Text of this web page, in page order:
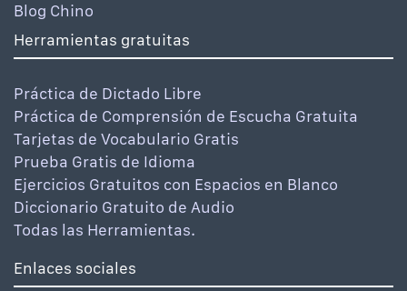
Blog Chino
Herramientas gratuitas
Práctica de Dictado Libre
Práctica de Comprensión de Escucha Gratuita
Tarjetas de Vocabulario Gratis
Prueba Gratis de Idioma
Ejercicios Gratuitos con Espacios en Blanco
Diccionario Gratuito de Audio
Todas las Herramientas.
Enlaces sociales